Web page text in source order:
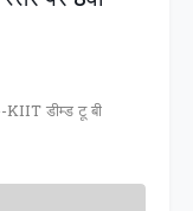
डीम्ड टू बी